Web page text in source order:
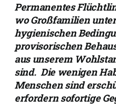
Permanentes
wo Großfamilien
hygienischen
provisorischen
aus unserem
sind. Die wenigen
Menschen sind
erfordern sofortige